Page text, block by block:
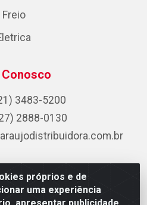
próprios e de
uma experiência
Freio
Conosco
3483-5200
2888-0130
Rua Carneiro de Campos, 42 -
RJ - CEP 20.920-410 -